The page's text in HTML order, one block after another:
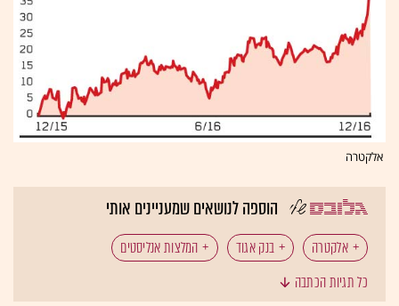
אלקטרה
הוספה לנושאים שמעניינים אותי
אלקטרה בנק אגוד
המלצות אנליסטים
כל תגיות הכתבה